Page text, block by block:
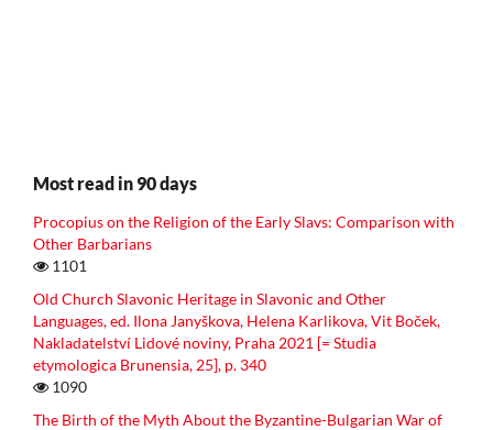
Most read in 90 days
Procopius on the Religion of the Early Slavs: Comparison with
Other Barbarians
1101
Old Church Slavonic Heritage in Slavonic and Other
Languages, ed. Ilona Janyškova, Helena Karlikova, Vit Boček,
Nakladatelství Lidové noviny, Praha 2021 [= Studia
etymologica Brunensia, 25], p. 340
1090
The Birth of the Myth About the Byzantine-Bulgarian War of